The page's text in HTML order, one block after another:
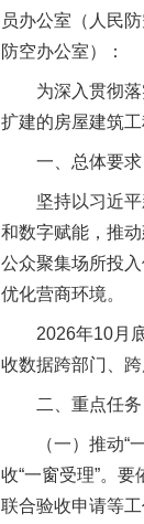
员办公室（人民
防空办公室）：
为深入贯彻落实
扩建的房屋建筑
一、总体要求
坚持以习近平新
和数字赋能，推
公众聚集场所投
优化营商环境。
2026年10月底
收数据跨部门、
二、重点任务
（一）推动“一
收“一窗受理”。
联合验收申请等
这是一